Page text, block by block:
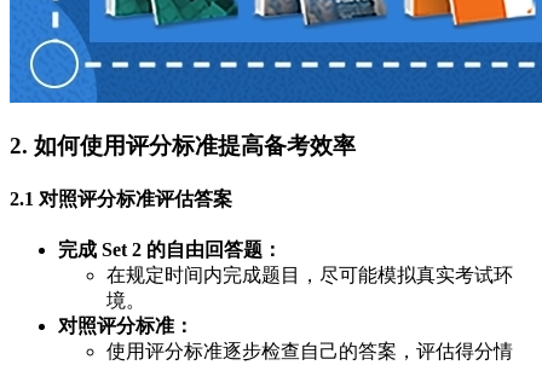
2. 如何使用评分标准提高备考效率
2.1 对照评分标准评估答案
完成 Set 2 的自由回答题：
在规定时间内完成题目，尽可能模拟真实考试环
境。
对照评分标准：
使用评分标准逐步检查自己的答案，评估得分情